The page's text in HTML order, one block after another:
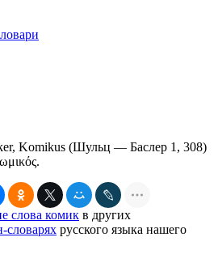
Komikus (Шульц — Баслер 1, 308)
слова комик в других
словарях русского языка нашего